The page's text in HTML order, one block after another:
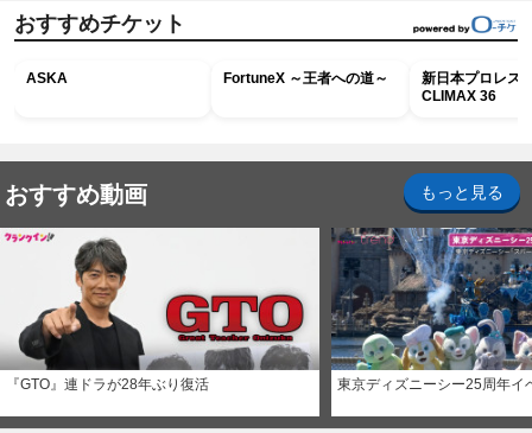
おすすめチケット
ASKA FortuneX ～王者への道～
新日本プロレス
CLIMAX 36
おすすめ動画 もっと見る
『GTO』連ドラが28年ぶり復活 東京ディズニーシー25周年イ